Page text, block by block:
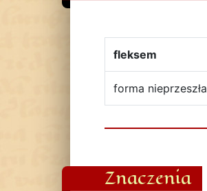
fleksem
forma nieprzeszła
Znaczenia